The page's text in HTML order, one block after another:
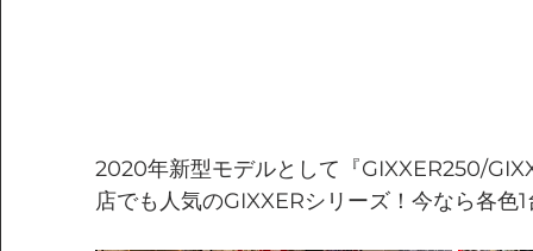
2020年新型モデルとして『GIXXER250/
店でも人気のGIXXERシリーズ！今なら各色